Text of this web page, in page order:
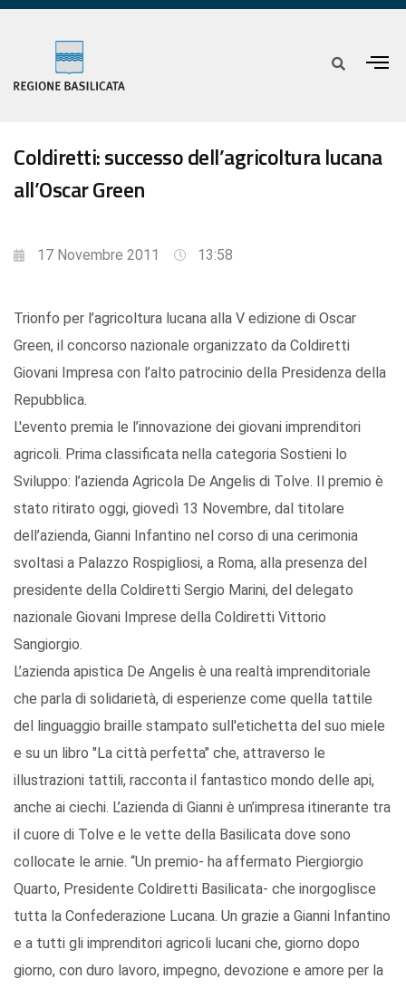
Coldiretti: successo dell’agricoltura lucana
all’Oscar Green
17 Novembre 2011 13:58
Trionfo per l’agricoltura lucana alla V edizione di Oscar
Green, il concorso nazionale organizzato da Coldiretti
Giovani Impresa con l’alto patrocinio della Presidenza della
Repubblica.
L'evento premia le l’innovazione dei giovani imprenditori
agricoli. Prima classificata nella categoria Sostieni lo
Sviluppo: l’azienda Agricola De Angelis di Tolve. Il premio è
stato ritirato oggi, giovedì 13 Novembre, dal titolare
dell’azienda, Gianni Infantino nel corso di una cerimonia
svoltasi a Palazzo Rospigliosi, a Roma, alla presenza del
presidente della Coldiretti Sergio Marini, del delegato
nazionale Giovani Imprese della Coldiretti Vittorio
Sangiorgio.
L’azienda apistica De Angelis è una realtà imprenditoriale
che parla di solidarietà, di esperienze come quella tattile
del linguaggio braille stampato sull'etichetta del suo miele
e su un libro "La città perfetta" che, attraverso le
illustrazioni tattili, racconta il fantastico mondo delle api,
anche ai ciechi. L’azienda di Gianni è un’impresa itinerante tra
il cuore di Tolve e le vette della Basilicata dove sono
collocate le arnie. “Un premio- ha affermato Piergiorgio
Quarto, Presidente Coldiretti Basilicata- che inorgoglisce
tutta la Confederazione Lucana. Un grazie a Gianni Infantino
e a tutti gli imprenditori agricoli lucani che, giorno dopo
giorno, con duro lavoro, impegno, devozione e amore per la